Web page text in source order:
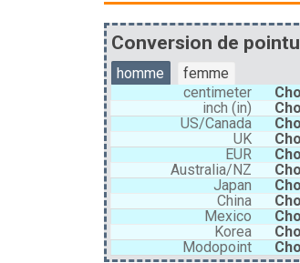
Conversion de
homme
femme
centimeter
inch (in)
US/Canada
UK
EUR
Australia/NZ
Japan
China
Mexico
Korea
Modopoint